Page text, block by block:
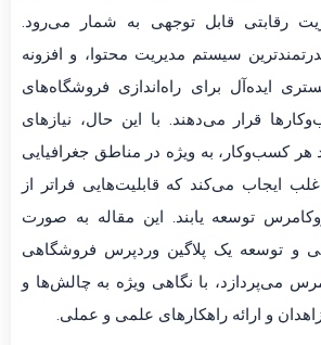
رقابتی قابل توجهی به شمار می‌رود.
سیستم مدیریت محتوا، و افزونه
ایده‌آل برای راه‌اندازی فروشگاه‌های
قرار می‌دهند. با این حال، نیازهای
کسب‌وکار، به ویژه در مناطق جغرافیایی
ایجاب می‌کند که قابلیت‌هایی فراتر از
توسعه یابند. این مقاله به صورت
و توسعه یک پلاگین وردپرس فروشگاهی
می‌پردازد، با نگاهی ویژه به چالش‌ها و
و ارائه راهکارهای علمی و عملی.